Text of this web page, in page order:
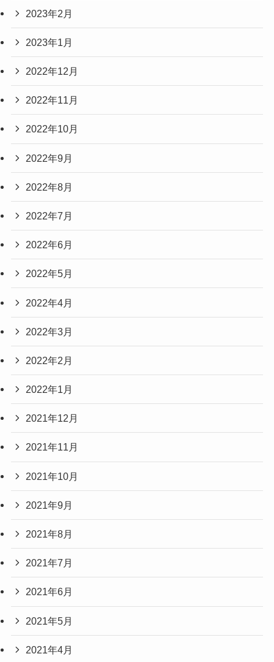
2023年2月
2023年1月
2022年12月
2022年11月
2022年10月
2022年9月
2022年8月
2022年7月
2022年6月
2022年5月
2022年4月
2022年3月
2022年2月
2022年1月
2021年12月
2021年11月
2021年10月
2021年9月
2021年8月
2021年7月
2021年6月
2021年5月
2021年4月